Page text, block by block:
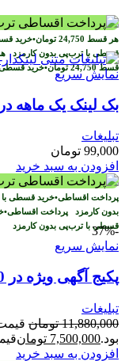
هر قسط 24,750 تومان•خرید
قسطی با ترب‌پی بدون کارمزد
قسط24,750 تومان•خرید قسطی نمایش سریع
بک لینک یک ماهه
تبلیغات
99,000 تومان
افزودن به سبد خرید
پرداخت اقساطی•خرید قسطی با
بدون کارمزد پرداخت اقساطی•
قسطی با ترب‌پی بدون کارمزد
-37%
نمایش سریع
پکیج آگهی ویژه در 10 سایت 12 ماهه
تبلیغات
11,880,000 تومان
بود.7,500,000 تومانقیمت
افزودن به سبد خرید